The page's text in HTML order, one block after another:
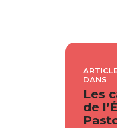
DANS
Les
de